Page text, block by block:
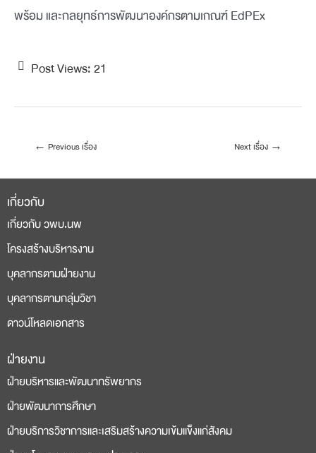
พร้อม และกลยุทธ์การพัฒนาองค์กรตามเกณฑ์ EdPEx
Post Views:21
← Previous เรื่อง Next เรื่อง →
เกี่ยวกับ
เกี่ยวกับ วพบ.นพ
โครงสร้างบริหารงาน
บุคลากรตามฝ่ายงาน
บุคลากรตามกลุ่มวิชา
ดาวน์โหลดเอกสาร
deneme
bonusu
casino
siteleri
ฝ่ายงาน
ฝ่ายบริหารและพัฒนาทรัพยากร
ฝ่ายพัฒนาการศึกษา
ฝ่ายบริการวิชาการและเสริมสร้างความเข้มแข็งแก่สังคม